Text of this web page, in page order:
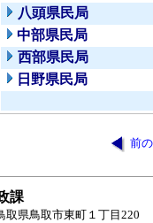
八頭県民局
中部県民局
西部県民局
日野県民局
前
課
県鳥取市東町１丁目220